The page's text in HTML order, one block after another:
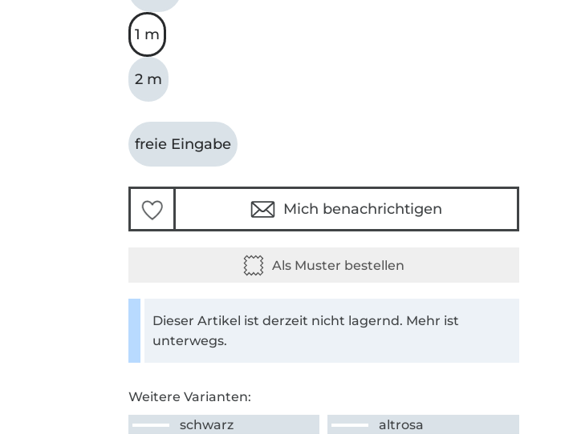
1 m
2 m
freie Eingabe
Mich benachrichtigen
Dieser Artikel ist derzeit nicht lagernd. Mehr ist
unterwegs.
Weitere Varianten:
schwarz
altrosa